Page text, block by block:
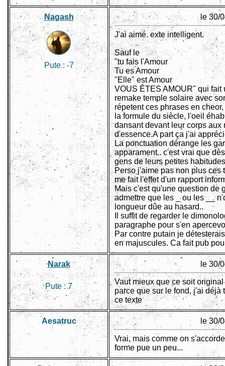
Nagash
Pute : -7
le 30/
J'ai aimé. exte intelligent.
Sauf le
"tu fais l'Amour
Tu es Amour
"Elle" est Amour
VOUS ÊTES AMOUR" qui fait
remake temple solaire avec
répetent ces phrases en
la formule du siècle, l'oeil
dansant devant leur corps aux
d'essence.A part ça j'ai
La ponctuation dérange les
apparament.. c'est vrai que
gens de leurs petites
Perso j'aime pas non plus ces
me fait l'effet d'un rapport
Mais c'est qu'une question de
admettre que les _ ou les __
longueur dûe au hasard..
Il suffit de regarder le
paragraphe pour s'en
Par contre putain je
en majuscules. Ca fait pub
Narak
Pute :7
le 30/
Vaut mieux que ce soit
parce que sur le fond, j'ai déjà
ce texte
Aesatruc le 30/
Vrai, mais comme on
forme pue un peu...